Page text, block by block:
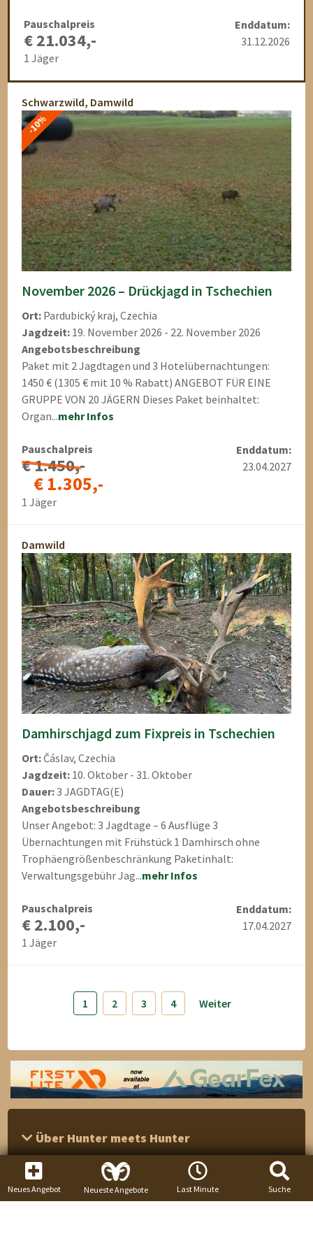
Pauschalpreis
€ 21.034,-
1 Jäger
Enddatum:
31.12.2026
Schwarzwild, Damwild
-10%
November 2026 – Drückjagd in Tschechien
Ort: Pardubický kraj, Czechia
Jagdzeit: 19. November 2026 - 22. November 2026
Angebotsbeschreibung
Paket mit 2 Jagdtagen und 3 Hotelübernachtungen:
1450 € (1305 € mit 10 % Rabatt) ANGEBOT FÜR EINE
GRUPPE VON 20 JÄGERN Dieses Paket beinhaltet:
Organ...mehr Infos
Pauschalpreis
€ 1.450,-
€ 1.305,-
1 Jäger
Enddatum:
23.04.2027
Damwild
Damhirschjagd zum Fixpreis in Tschechien
Ort: Čáslav, Czechia
Jagdzeit: 10. Oktober - 31. Oktober
Dauer:3 JAGDTAG(E)
Angebotsbeschreibung
Unser Angebot: 3 Jagdtage – 6 Ausflüge 3
Übernachtungen mit Frühstück 1 Damhirsch ohne
Trophäengrößenbeschränkung Paketinhalt:
Verwaltungsgebühr Jag...mehr Infos
Pauschalpreis
€ 2.100,-
1 Jäger
Enddatum:
17.04.2027
1 2 3 4 Weiter
Über Hunter meets Hunter
Service
Hilfe & Infos
Neues Angebot Neueste Angebote Last Minute Suche